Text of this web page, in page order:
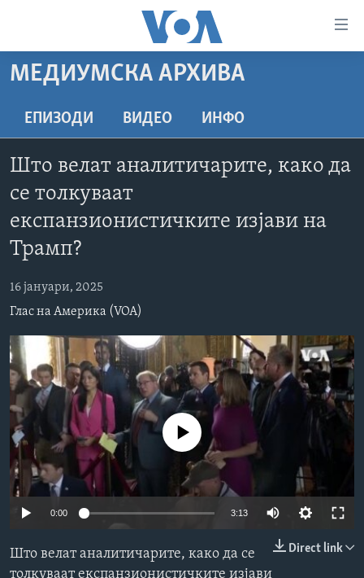
пристапност
содржина
Премини
до
страната
навигација
ДОМА
РУБРИКИ
МАКЕДОНИЈА
ЗДРАВЈЕ
УМЕТНОСТ И ЗАБАВА
ИНТЕРВЈУА
ДОКУМЕНТАРЦИ
АРХИВИРАНА ПРОГРАМА
ИЗБОРИ ВО САД 2020 - АРХИВА
Јазици
МЕДИУМСКА АРХИВА
ЕПИЗОДИ ВИДЕО ИНФО
Што велат аналитичарите, како да
се толкуваат
експанзионистичките изјави на
Трамп?
16 јануари, 2025
Глас на Америка (VOA)
No media source currently available
0:00 3:13
240p
Direct link
Што велат аналитичарите, како да се
толкуваат експанзионистичките изјави